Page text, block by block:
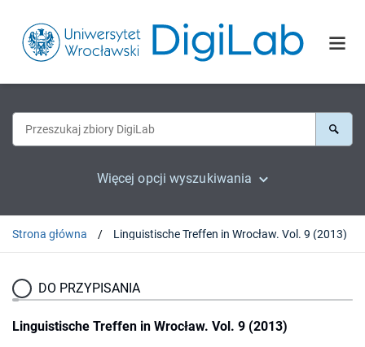
Więcej opcji wyszukiwania
Strona główna Linguistische Treffen in Wrocław. Vol. 9 (2013)
DO PRZYPISANIA
Linguistische Treffen in Wrocław. Vol. 9 (2013)